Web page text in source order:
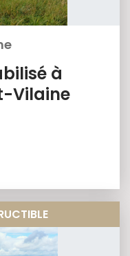
à
Vilaine